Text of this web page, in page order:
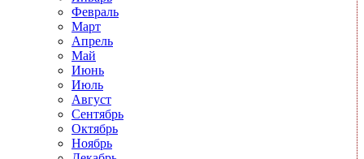
Февраль
Март
Апрель
Май
Июнь
Июль
Август
Сентябрь
Октябрь
Ноябрь